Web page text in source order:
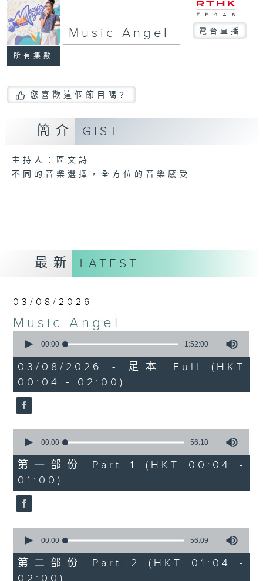
所有集數
Music Angel 電台直播
您喜歡這個節目嗎?
簡介 GIST
主持人：區文詩
不同的音樂選擇，全方位的音樂感受
最新 LATEST
03/08/2026
Music Angel
seconds
1
hour,
52
minutes,
0
seconds
00:00 1:52:00
03/08/2026 - 足本 Full (HKT
00:04 - 02:00)
seconds
56
minutes,
10
seconds
00:00 56:10
第一部份 Part 1 (HKT 00:04 -
01:00)
seconds
56
minutes,
9
00:00 56:09
第二部份 Part 2 (HKT 01:04 -
02:00)